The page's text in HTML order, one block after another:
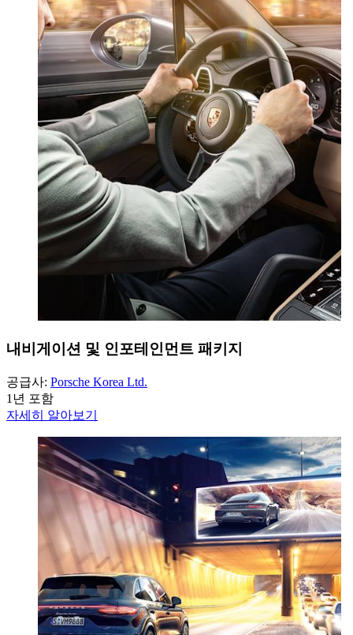
내비게이션 및 인포테인먼트 패키지
공급사: Porsche Korea Ltd.
1년 포함
자세히 알아보기